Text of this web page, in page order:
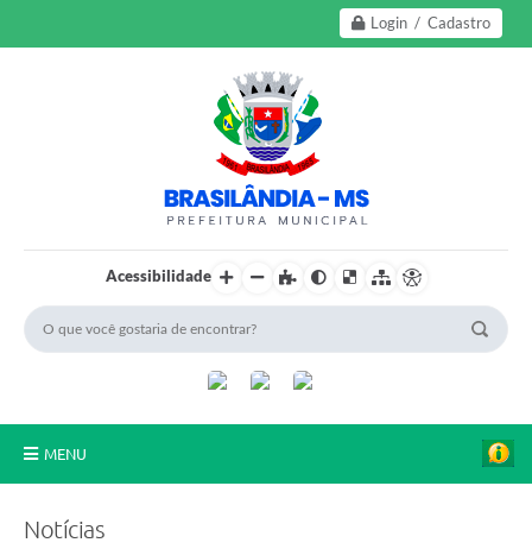
Login / Cadastro
Acessibilidade
MENU
Notícias